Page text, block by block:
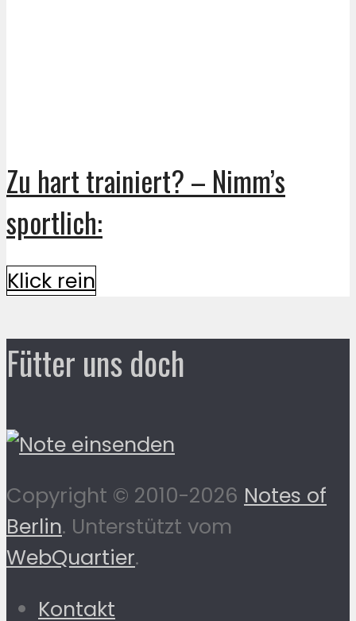
Zu hart trainiert? – Nimm’s
sportlich:
Klick rein
Fütter uns doch
Copyright © 2010-2026 Notes of
Berlin. Unterstützt vom
WebQuartier.
Kontakt